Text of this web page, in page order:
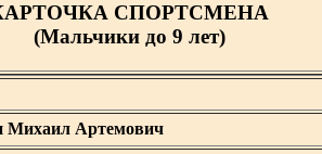
СПОРТСМЕНА
(Мальчики до 9 лет)
Михаил Артемович